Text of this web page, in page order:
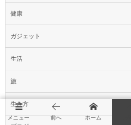
健康
ガジェット
生活
旅
生き方
メニュー 前へ ホーム